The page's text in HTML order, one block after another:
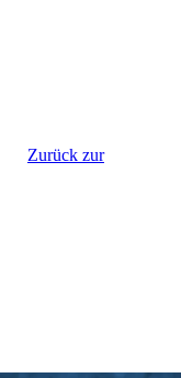
Zurück zur